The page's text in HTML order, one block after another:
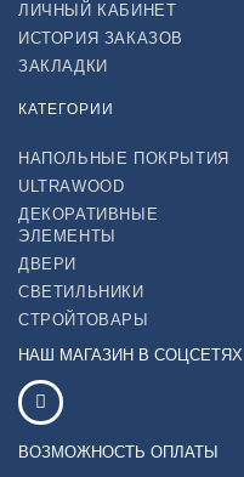
ЛИЧНЫЙ КАБИНЕТ
ИСТОРИЯ ЗАКАЗОВ
ЗАКЛАДКИ
КАТЕГОРИИ
НАПОЛЬНЫЕ ПОКРЫТИЯ
ULTRAWOOD
ДЕКОРАТИВНЫЕ
ЭЛЕМЕНТЫ
ДВЕРИ
СВЕТИЛЬНИКИ
СТРОЙТОВАРЫ
НАШ МАГАЗИН В СОЦСЕТЯХ
ВОЗМОЖНОСТЬ ОПЛАТЫ